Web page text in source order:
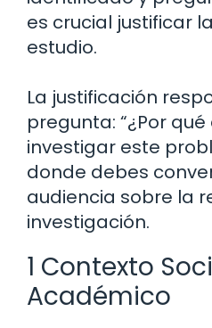
es crucial justificar
estudio.
La justificación
pregunta: “¿Por
investigar este
donde debes
audiencia sobre la
investigación.
1 Contexto
Académico